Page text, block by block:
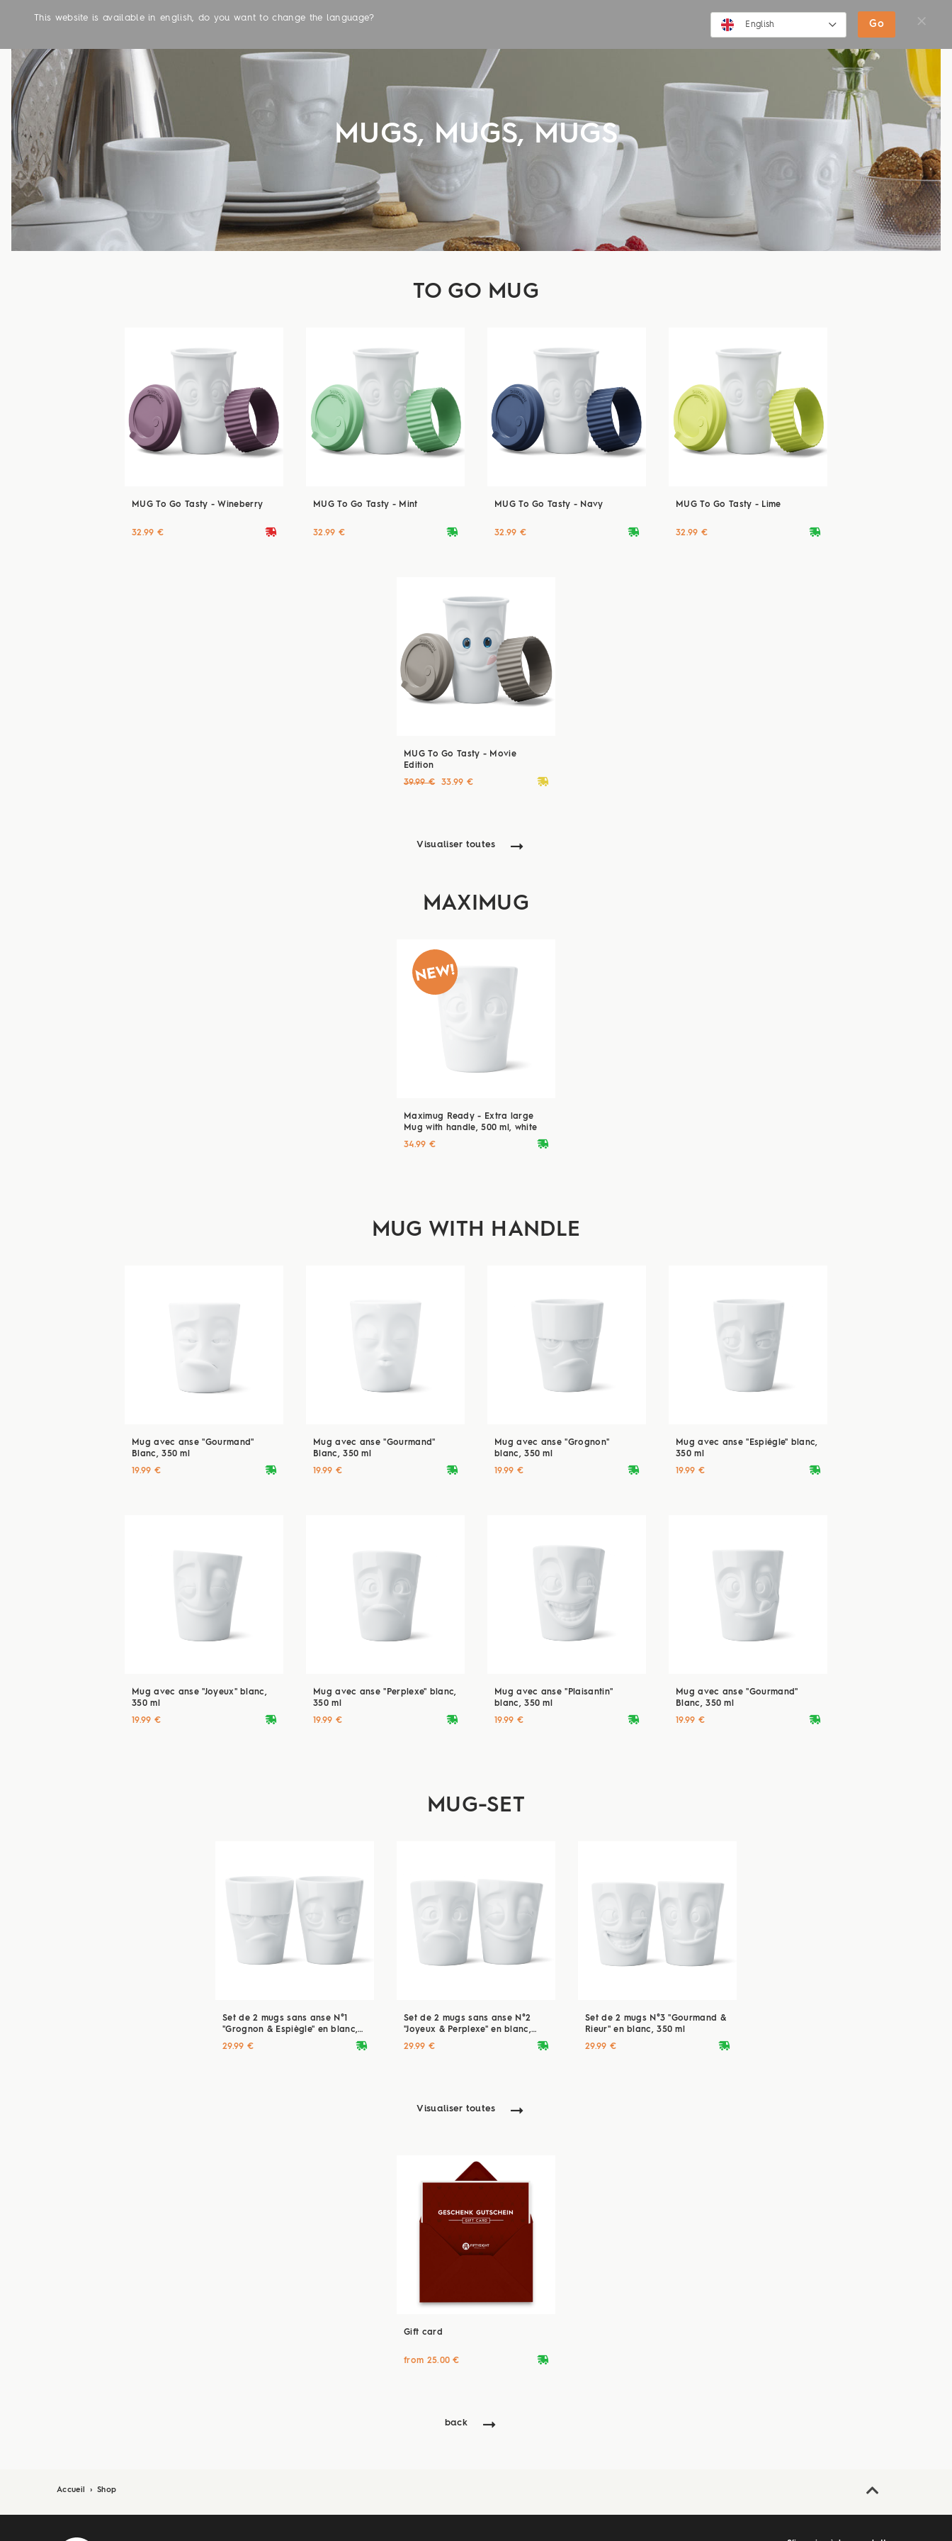
This website is available in english, do you want to change the language?
English Go
MOVIES NEWS
MUGS, MUGS, MUGS
TO GO MUG
MUG To Go Tasty - Wineberry
deliveryvan
32.99 €
MUG To Go Tasty - Mint
deliveryvan
32.99 €
MUG To Go Tasty - Navy
deliveryvan
32.99 €
MUG To Go Tasty - Lime
deliveryvan
32.99 €
MUG To Go Tasty - Movie
Edition
deliveryvan
39.99 € 33.99 €
Visualiser toutes
MAXIMUG
Maximug Ready - Extra large
Mug with handle, 500 ml, white
deliveryvan
34.99 €
MUG WITH HANDLE
Mug avec anse "Gourmand"
Blanc, 350 ml
deliveryvan
19.99 €
Mug avec anse "Gourmand"
Blanc, 350 ml
deliveryvan
19.99 €
Mug avec anse "Grognon"
blanc, 350 ml
deliveryvan
19.99 €
Mug avec anse "Espiégle" blanc,
350 ml
deliveryvan
19.99 €
Mug avec anse "Joyeux" blanc,
350 ml
deliveryvan
19.99 €
Mug avec anse "Perplexe" blanc,
350 ml
deliveryvan
19.99 €
Mug avec anse "Plaisantin"
blanc, 350 ml
deliveryvan
19.99 €
Mug avec anse "Gourmand"
Blanc, 350 ml
deliveryvan
19.99 €
MUG-SET
Set de 2 mugs sans anse N°1
"Grognon & Espiègle" en blanc,
350 ml
deliveryvan
29.99 €
Set de 2 mugs sans anse N°2
"Joyeux & Perplexe" en blanc,
350 ml
deliveryvan
29.99 €
Set de 2 mugs N°3 "Gourmand &
Rieur" en blanc, 350 ml
deliveryvan
29.99 €
Visualiser toutes
Gift card
deliveryvan
from 25.00 €
back
Accueil › Shop